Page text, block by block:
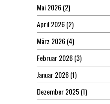
Mai 2026(2)
April 2026(2)
März 2026(4)
Februar 2026(3)
Januar 2026(1)
Dezember 2025(1)